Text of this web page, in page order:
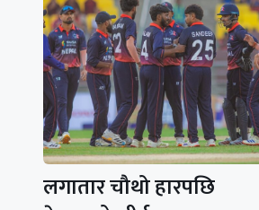
लगातार चौथो हारपछि